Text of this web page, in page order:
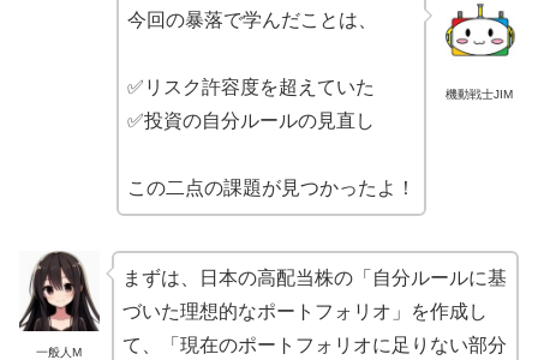
機動戦士JIM
今回の暴落で学んだことは、
✅リスク許容度を超えていた
✅投資の自分ルールの見直し
この二点の課題が見つかったよ！
一般人M
まずは、日本の高配当株の「自分ルールに基
づいた理想的なポートフォリオ」を作成し
て、「現在のポートフォリオに足りない部分